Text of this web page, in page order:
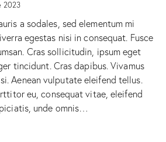
2023
a sodales, sed elementum mi
egestas nisi in consequat. Fusce
Cras sollicitudin, ipsum eget
tincidunt. Cras dapibus. Vivamus
Aenean vulputate eleifend tellus.
eu, consequat vitae, eleifend
unde omnis…